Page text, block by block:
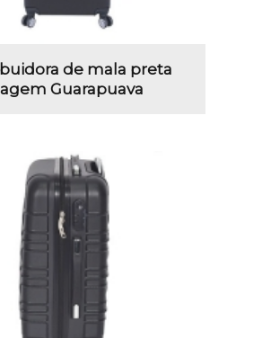
de mala preta
Guarapuava